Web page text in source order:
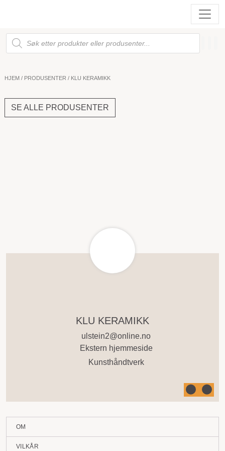
Products
search
HJEM/ PRODUSENTER/ KLU KERAMIKK
SE ALLE PRODUSENTER
av
5
KLU KERAMIKK
ulstein2@online.no
Ekstern hjemmeside
Kunsthåndtverk
OM
VILKÅR